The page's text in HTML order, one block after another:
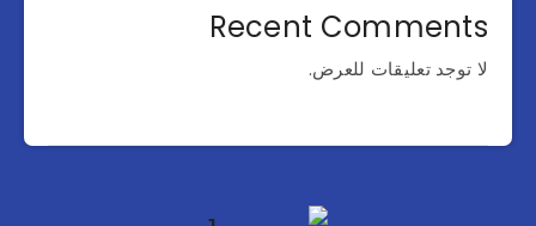
Recent Comments
لا توجد تعليقات للعرض.